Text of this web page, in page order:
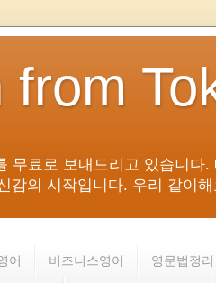
from
료로 보내드리고 있습니다.
의 시작입니다. 우리 같이
어 비즈니스영어 영문법정리